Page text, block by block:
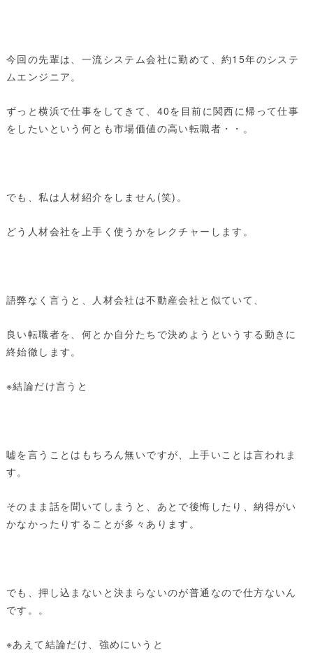
今回の先輩は、一流システム会社に勤めて、約15年のシステ
ムエンジニア。
ずっと横浜で仕事をしてきて、40を目前に関西に帰って仕事
をしたいという何とも市場価値の高い転職者・・。
でも、私は人材紹介をしません(笑)。
どう人材会社を上手く使うかをレクチャーします。
語弊なく言うと、人材会社は不動産会社と似ていて、
良い転職者を、何とか自分たちで決めようというする動きに
終始徹します。
※結論だけ言うと
嘘を言うことはもちろん無いですが、上手いことは言われま
す。
そのまま話を聞いてしまうと、あとで後悔したり、納得がい
かなかったりすることが多々あります。
でも、押し込まないと決まらないのが普通なので仕方ないん
です。。
※あえて結論だけ、強めにいうと